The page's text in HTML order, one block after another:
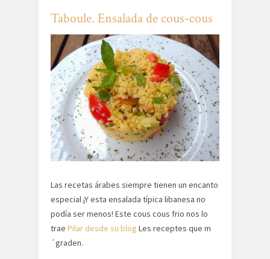
Taboule. Ensalada de cous-cous
Las recetas árabes siempre tienen un encanto
especial ¡Y esta ensalada típica libanesa no
podía ser menos! Este cous cous frio nos lo
trae Pilar desde su blog Les receptes que m
´graden.